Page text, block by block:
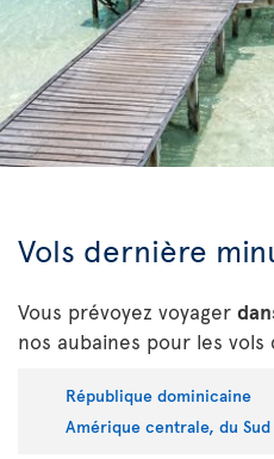
Vols dernière
Vous prévoyez voyager
nos aubaines pour les
République dominicaine
Amérique centrale, du